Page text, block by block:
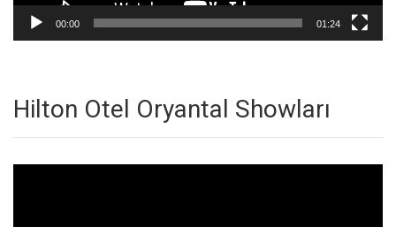
00:00 01:24
Hilton Otel Oryantal Showları